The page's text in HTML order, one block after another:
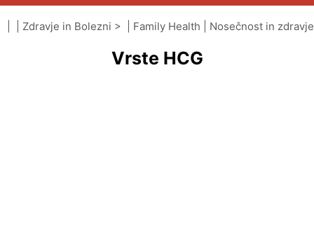
Zdravstveni Sektor Duševno Zdravje
Javno Zdravje In Varnost Operacije In Posegi
Zdravje in Bolezni > | Family Health Nosečnost in zdravje
Vrste HCG